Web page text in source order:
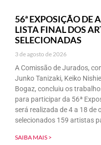
56ª EXPOSIÇÃO DE
LISTA FINAL DOS
SELECIONADAS
3 de agosto de 2026
A Comissão de Jurados,
Junko Tanizaki, Keiko
Bogaz, concluiu os
para participar da 56ª
será realizada de 4 a 18
selecionados 159 artistas
SAIBA MAIS >